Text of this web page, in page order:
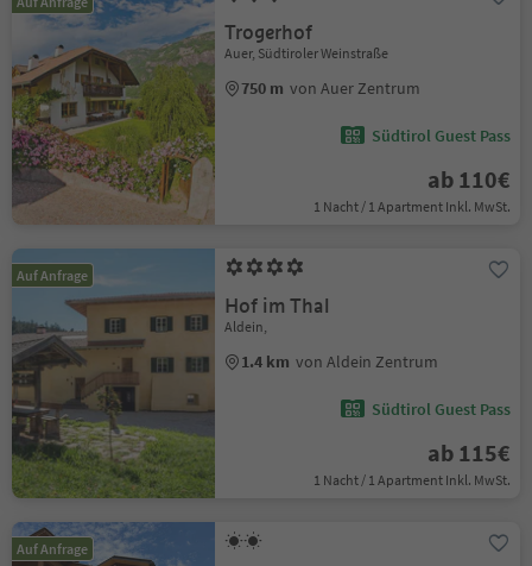
Trogerhof
Auer, Südtiroler Weinstraße
750 m von Auer Zentrum
Südtirol Guest Pass
ab 110€
1 Nacht / 1 Apartment Inkl. MwSt.
Auf Anfrage
Hof im Thal
Aldein,
1.4 km von Aldein Zentrum
Südtirol Guest Pass
ab 115€
1 Nacht / 1 Apartment Inkl. MwSt.
Auf Anfrage